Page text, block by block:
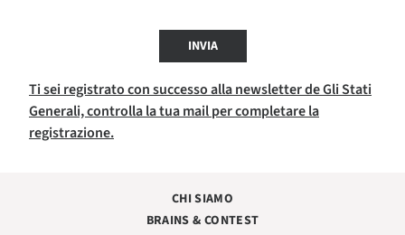
INVIA
Ti sei registrato con successo alla newsletter de Gli Stati
Generali, controlla la tua mail per completare la
registrazione.
CHI SIAMO
BRAINS & CONTEST